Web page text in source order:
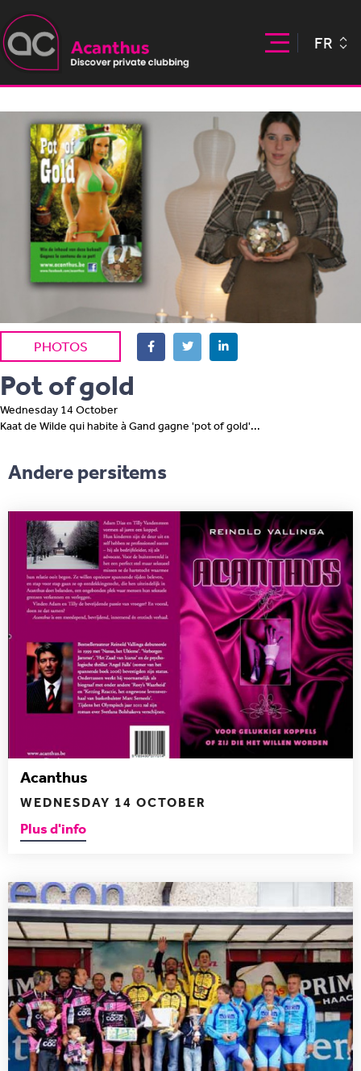
FR
PHOTOS
Pot of gold
Wednesday 14 October
Kaat de Wilde qui habite à Gand gagne 'pot of gold'...
Andere persitems
Acanthus
WEDNESDAY 14 OCTOBER
Plus d'info